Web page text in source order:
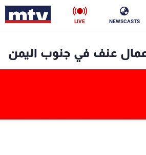
NEWSCASTS
LIVE
عنف في جنوب اليمن
فن